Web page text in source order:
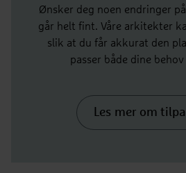
Ønsker deg noen endringer
går helt fint. Våre arkitekter
slik at du får akkurat den
passer både dine
Les mer om